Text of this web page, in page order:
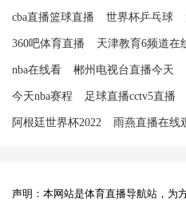
cba直播篮球直播 世界杯乒乓球
360吧体育直播 天津教育6频道在
nba在线看 郴州电视台直播今天
今天nba赛程 足球直播cctv5直播
阿根廷世界杯2022 雨燕直播在线
声明：本网站是体育直播导航站，为